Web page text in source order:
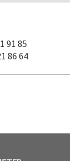
91 85
86 64